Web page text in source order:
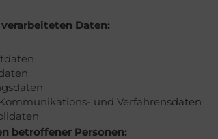
Daten:
und Verfahrensdaten
betroffener Personen: